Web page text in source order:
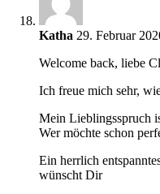
Katha 29. Februar
Welcome back, liebe
Ich freue mich sehr,
Mein Lieblingsspruch
Wer möchte schon
Ein herrlich
wünscht Dir